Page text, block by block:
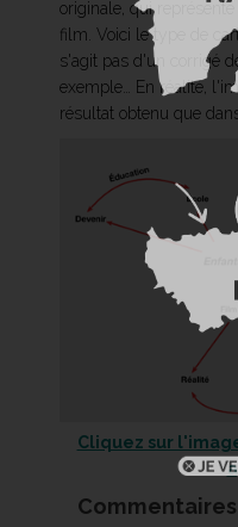
originale, qui
film. Voici le type de
s'agit pas d'un corrigé
exemple… En réalité,
résultat obtenu que
Cliquez sur
Commentaires